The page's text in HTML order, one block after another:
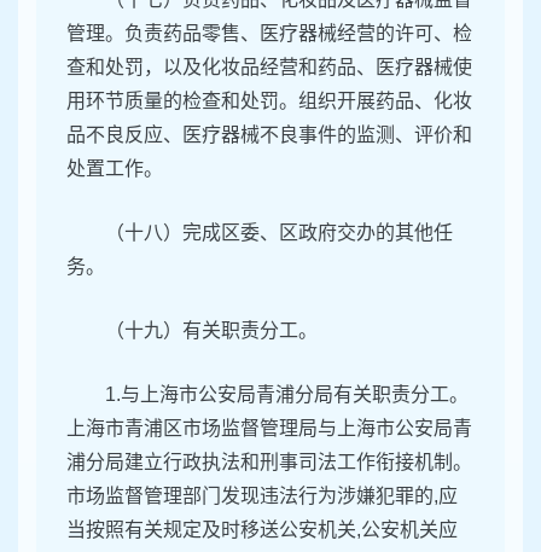
管理。负责药品零售、医疗器械经营的许可、检
查和处罚，以及化妆品经营和药品、医疗器械使
用环节质量的检查和处罚。组织开展药品、化妆
品不良反应、医疗器械不良事件的监测、评价和
处置工作。
（十八）完成区委、区政府交办的其他任
务。
（十九）有关职责分工。
1.与上海市公安局青浦分局有关职责分工。
上海市青浦区市场监督管理局与上海市公安局青
浦分局建立行政执法和刑事司法工作衔接机制。
市场监督管理部门发现违法行为涉嫌犯罪的,应
当按照有关规定及时移送公安机关,公安机关应